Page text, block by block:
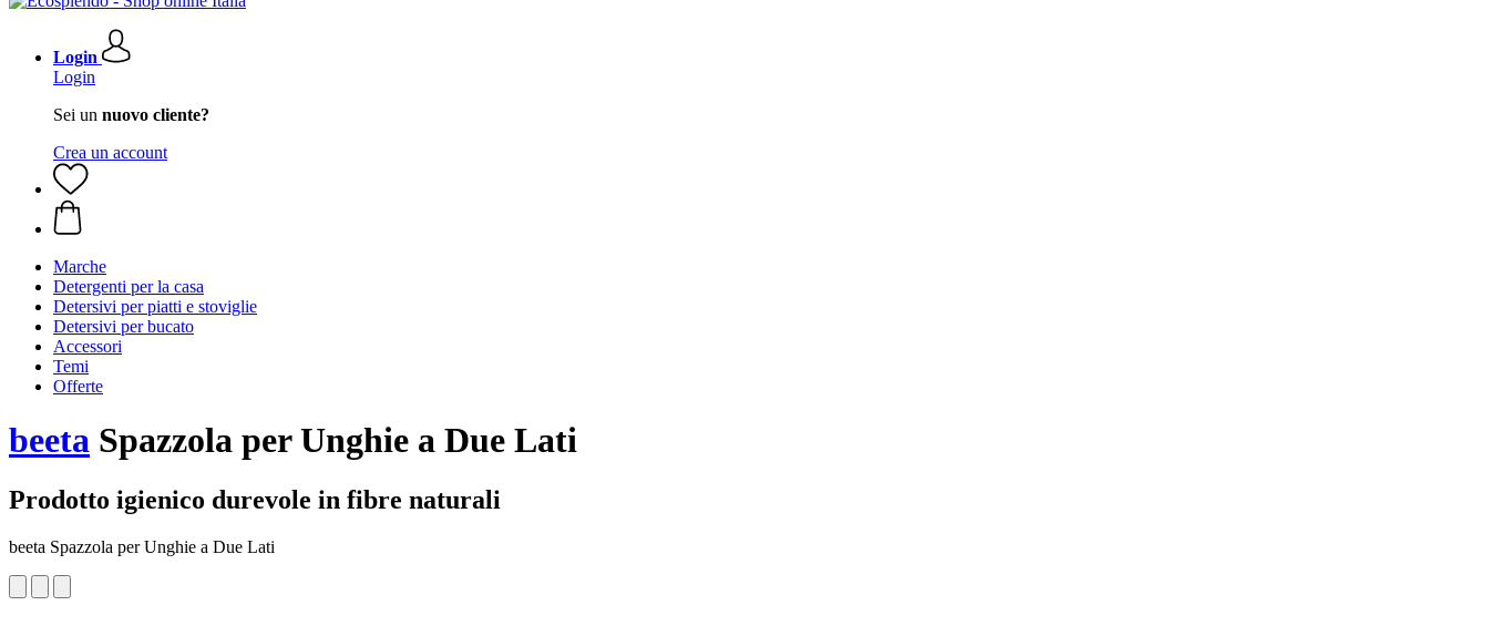
Login
Login
Sei un nuovo cliente?
Crea un account
Marche
Detergenti per la casa
Detersivi per piatti e stoviglie
Detersivi per bucato
Accessori
Temi
Offerte
beeta Spazzola per Unghie a Due Lati
Prodotto igienico durevole in fibre naturali
beeta Spazzola per Unghie a Due Lati